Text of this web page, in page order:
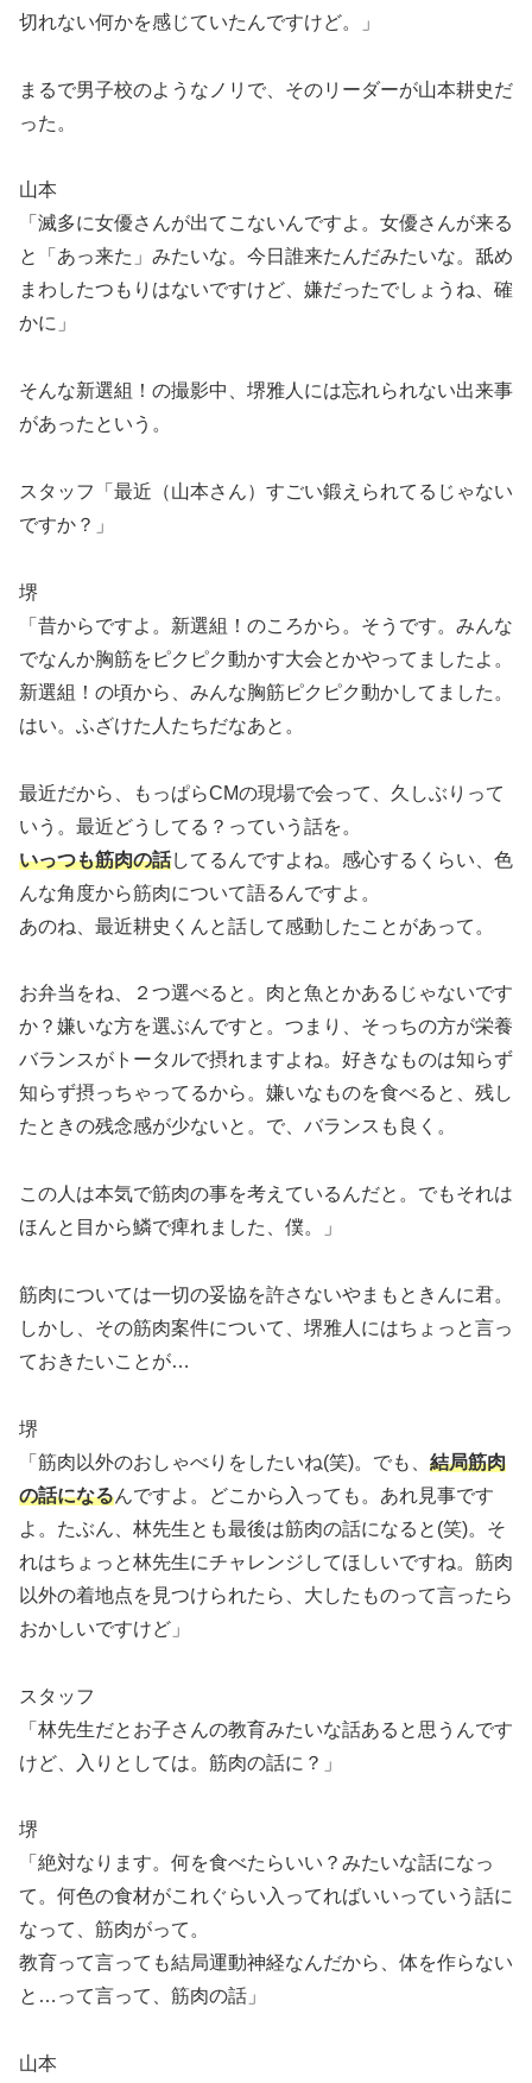
切れない何かを感じていたんですけど。」
まるで男子校のようなノリで、そのリーダーが山本耕史だ
った。
山本
「滅多に女優さんが出てこないんですよ。女優さんが来る
と「あっ来た」みたいな。今日誰来たんだみたいな。舐め
まわしたつもりはないですけど、嫌だったでしょうね、確
かに」
そんな新選組！の撮影中、堺雅人には忘れられない出来事
があったという。
スタッフ「最近（山本さん）すごい鍛えられてるじゃない
ですか？」
堺
「昔からですよ。新選組！のころから。そうです。みんな
でなんか胸筋をピクピク動かす大会とかやってましたよ。
新選組！の頃から、みんな胸筋ピクピク動かしてました。
はい。ふざけた人たちだなあと。
最近だから、もっぱらCMの現場で会って、久しぶりって
いう。最近どうしてる？っていう話を。
いっつも筋肉の話してるんですよね。感心するくらい、色
んな角度から筋肉について語るんですよ。
あのね、最近耕史くんと話して感動したことがあって。
お弁当をね、２つ選べると。肉と魚とかあるじゃないです
か？嫌いな方を選ぶんですと。つまり、そっちの方が栄養
バランスがトータルで摂れますよね。好きなものは知らず
知らず摂っちゃってるから。嫌いなものを食べると、残し
たときの残念感が少ないと。で、バランスも良く。
この人は本気で筋肉の事を考えているんだと。でもそれは
ほんと目から鱗で痺れました、僕。」
筋肉については一切の妥協を許さないやまもときんに君。
しかし、その筋肉案件について、堺雅人にはちょっと言っ
ておきたいことが…
堺
「筋肉以外のおしゃべりをしたいね(笑)。でも、 結局筋肉
の話になるんですよ。どこから入っても。あれ見事です
よ。たぶん、林先生とも最後は筋肉の話になると(笑)。そ
れはちょっと林先生にチャレンジしてほしいですね。筋肉
以外の着地点を見つけられたら、大したものって言ったら
おかしいですけど」
スタッフ
「林先生だとお子さんの教育みたいな話あると思うんです
けど、入りとしては。筋肉の話に？」
堺
「絶対なります。何を食べたらいい？みたいな話になっ
て。何色の食材がこれぐらい入ってればいいっていう話に
なって、筋肉がって。
教育って言っても結局運動神経なんだから、体を作らない
と…って言って、筋肉の話」
山本